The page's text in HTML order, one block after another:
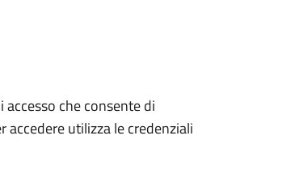
che consente di
utilizza le credenziali